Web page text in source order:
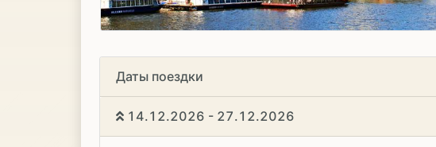
Даты поездки
14.12.2026 - 27.12.2026